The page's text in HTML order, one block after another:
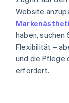
Website
haben, suchen
Flexibilität –
und die Pflege
erfordert.